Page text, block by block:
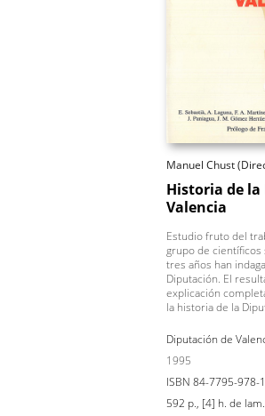
Manuel Chust
Historia de
Valencia
Estudio fruto del
grupo de científicos
tres años han
Diputación. El
explicación
la historia de la
Diputación de
1995
ISBN 84-7795-978-1
592 p., [4] h. de